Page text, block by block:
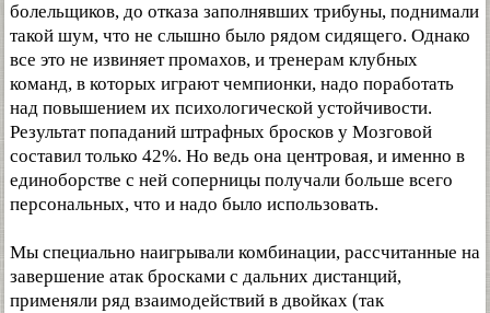
болельщиков, до отказа заполнявших трибуны, поднимали
такой шум, что не слышно было рядом сидящего. Однако
все это не извиняет промахов, и тренерам клубных
команд, в которых играют чемпионки, надо поработать
над повышением их психологической устойчивости.
Результат попаданий штрафных бросков у Мозговой
составил только 42%. Но ведь она центровая, и именно в
единоборстве с ней соперницы получали больше всего
персональных, что и надо было использовать.
Мы специально наигрывали комбинации, рассчитанные на
завершение атак бросками с дальних дистанций,
применяли ряд взаимодействий в двойках (так